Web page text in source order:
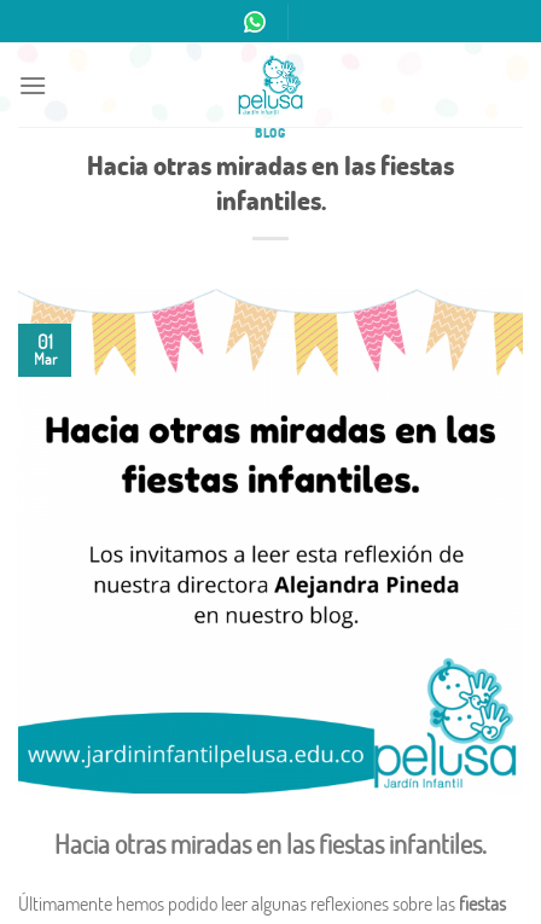
to
content
BLOG
Hacia otras miradas en las fiestas
infantiles.
01
Mar
Hacia otras miradas en las fiestas infantiles.
Últimamente hemos podido leer algunas reflexiones sobre las fiestas